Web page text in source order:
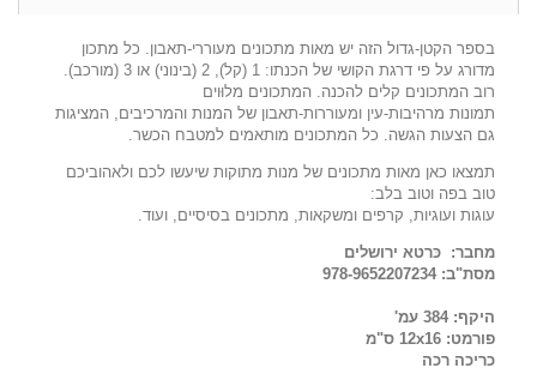
בספר הקטן-גדול הזה יש מאות מתכונים מעוררי-תאבון. כל מתכון
מדורג על פי דרגת הקושי של הכנתו: 1 (קל), 2 (בינוני) או 3 (מורכב).
רוב המתכונים קלים להכנה. המתכונים מלוּוים
תמונות מרהיבות-עין ומעוררות-תאבון של המנות והמרכיבים, המציגות
גם הצעות הגשה. כל המתכונים מותאמים למטבח הכשר.
תמצאו כאן מאות מתכונים של מנות מתוקות שיעשו לכם ולאהוביכם
טוב בפה וטוב בלב:
עוגות ועוגיות, קרפים ומשקאות, מתכונים בסיסיים, ועוד.
מחבר: כּרטא ירושלים
מסת"ב:
היקף:
פורמט: 16
ס"מ
כריכה רכה